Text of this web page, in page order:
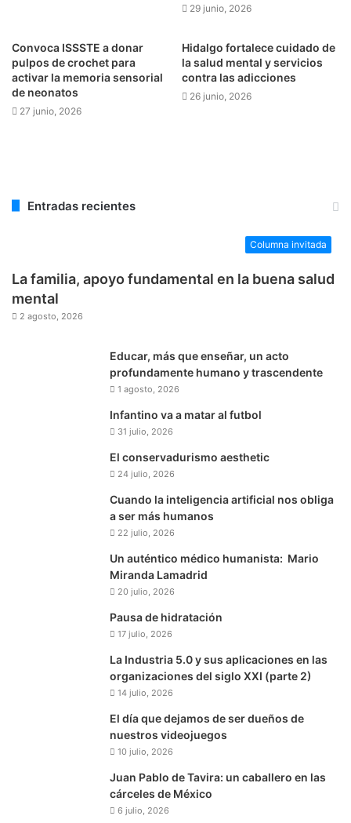
29 junio, 2026
Convoca ISSSTE a donar
pulpos de crochet para
activar la memoria sensorial
de neonatos
27 junio, 2026
Hidalgo fortalece cuidado de
la salud mental y servicios
contra las adicciones
26 junio, 2026
Entradas recientes
Columna invitada
La familia, apoyo fundamental en la buena salud
mental
2 agosto, 2026
Educar, más que enseñar, un acto
profundamente humano y trascendente
1 agosto, 2026
Infantino va a matar al futbol
31 julio, 2026
El conservadurismo aesthetic
24 julio, 2026
Cuando la inteligencia artificial nos obliga
a ser más humanos
22 julio, 2026
Un auténtico médico humanista: Mario
Miranda Lamadrid
20 julio, 2026
Pausa de hidratación
17 julio, 2026
La Industria 5.0 y sus aplicaciones en las
organizaciones del siglo XXI (parte 2)
14 julio, 2026
El día que dejamos de ser dueños de
nuestros videojuegos
10 julio, 2026
Juan Pablo de Tavira: un caballero en las
cárceles de México
6 julio, 2026